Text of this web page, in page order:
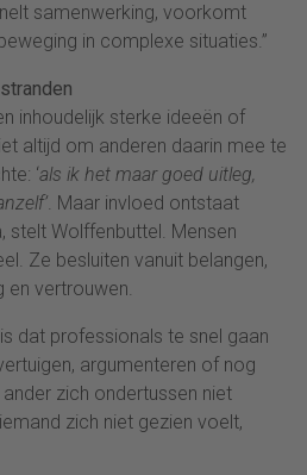
samenwerking, voorkomt
in complexe situaties.”
inhoudelijk sterke ideeën of
altijd om anderen daarin mee te
‘als ik het maar goed uitleg,
. Maar invloed ontstaat
stelt Wolffenbuttel. Mensen
Ze besluiten vanuit belangen,
en vertrouwen.
dat professionals te snel gaan
argumenteren of nog
zich ondertussen niet
zich niet gezien voelt,